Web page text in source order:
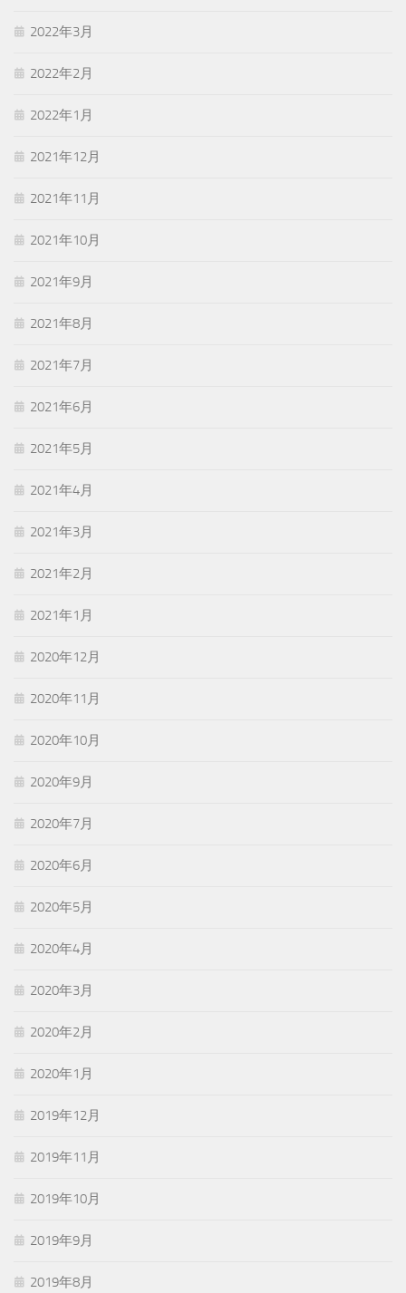
2022年3月
2022年2月
2022年1月
2021年12月
2021年11月
2021年10月
2021年9月
2021年8月
2021年7月
2021年6月
2021年5月
2021年4月
2021年3月
2021年2月
2021年1月
2020年12月
2020年11月
2020年10月
2020年9月
2020年7月
2020年6月
2020年5月
2020年4月
2020年3月
2020年2月
2020年1月
2019年12月
2019年11月
2019年10月
2019年9月
2019年8月